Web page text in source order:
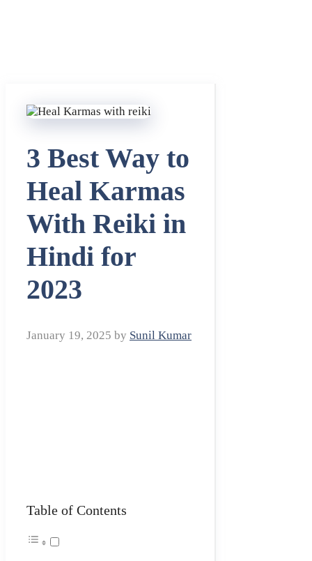
3 Best Way to
Heal Karmas
With Reiki in
Hindi for
2023
January 19, 2025 by Sunil Kumar
Table of Contents